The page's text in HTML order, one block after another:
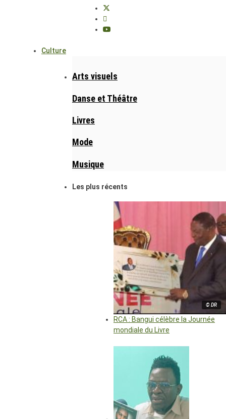
Culture
Arts visuels
Danse et Théâtre
Livres
Mode
Musique
Les plus récents
© DR
RCA : Bangui célèbre la Journée
mondiale du Livre